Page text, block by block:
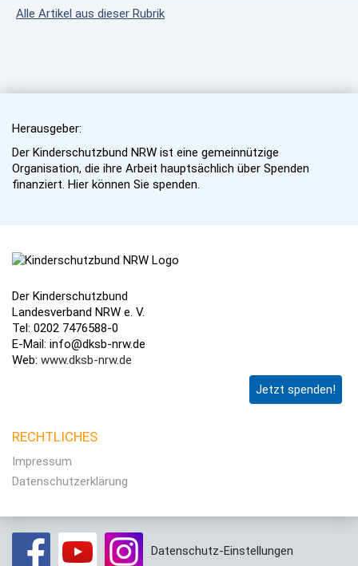
Alle Artikel aus dieser Rubrik
Herausgeber:
Der Kinderschutzbund NRW ist eine gemeinnützige
Organisation, die ihre Arbeit hauptsächlich über Spenden
finanziert. Hier können Sie spenden.
Jetzt spenden!
Der Kinderschutzbund
Landesverband NRW e. V.
Tel: 0202 7476588-0
E-Mail: info@dksb-nrw.de
Web: www.dksb-nrw.de
RECHTLICHES
Impressum
Datenschutzerklärung
Datenschutz-Einstellungen